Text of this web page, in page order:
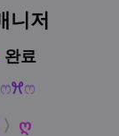
니저
완료
ෆꕮෆ
〉 ღ